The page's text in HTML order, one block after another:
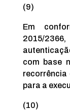
(9)
Em
2015/
com base
recorrência
para a
(10)